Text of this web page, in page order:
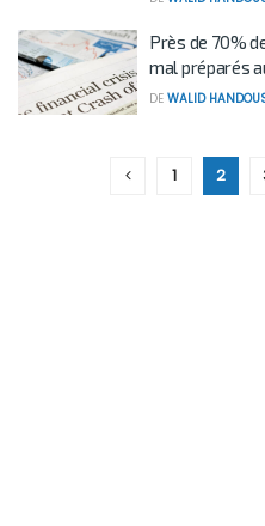
Près de 70%
mal préparés
DE WALID
1 2